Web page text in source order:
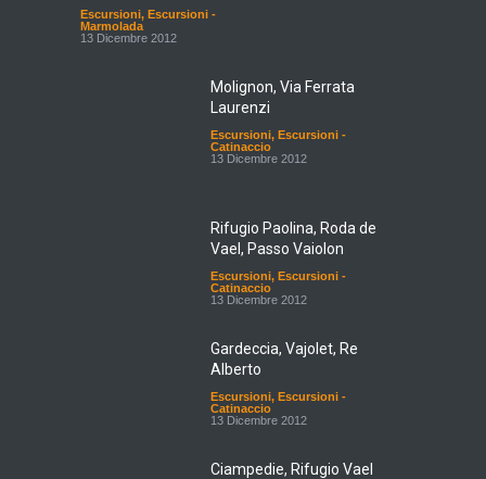
Escursioni, Escursioni -
Marmolada
13 Dicembre 2012
Molignon, Via Ferrata
Laurenzi
Escursioni, Escursioni -
Catinaccio
13 Dicembre 2012
Rifugio Paolina, Roda de
Vael, Passo Vaiolon
Escursioni, Escursioni -
Catinaccio
13 Dicembre 2012
Gardeccia, Vajolet, Re
Alberto
Escursioni, Escursioni -
Catinaccio
13 Dicembre 2012
Ciampedie, Rifugio Vael